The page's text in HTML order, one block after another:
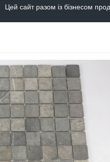
Цей сайт разом із бізнесом